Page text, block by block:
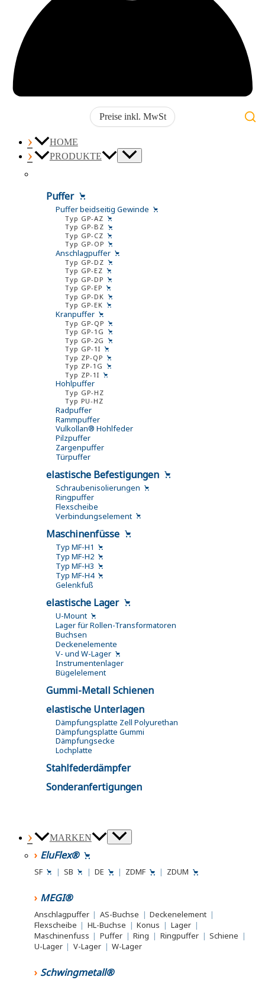
Preise inkl. MwSt
HOME
PRODUKTE
Puffer
Puffer beidseitig Gewinde
Typ GP-AZ
Typ GP-BZ
Typ GP-CZ
Typ GP-OP
Anschlagpuffer
Typ GP-DZ
Typ GP-EZ
Typ GP-DP
Typ GP-EP
Typ GP-DK
Typ GP-EK
Kranpuffer
Typ GP-QP
Typ GP-1G
Typ GP-2G
Typ GP-1I
Typ ZP-QP
Typ ZP-1G
Typ ZP-1I
Hohlpuffer
Typ GP-HZ
Typ PU-HZ
Radpuffer
Rammpuffer
Vulkollan® Hohlfeder
Pilzpuffer
Zargenpuffer
Türpuffer
elastische Befestigungen
Schraubenisolierungen
Ringpuffer
Flexscheibe
Verbindungselement
Maschinenfüsse
Typ MF-H1
Typ MF-H2
Typ MF-H3
Typ MF-H4
Gelenkfuß
elastische Lager
U-Mount
Lager für Rollen-Transformatoren
Buchsen
Deckenelemente
V- und W-Lager
Instrumentenlager
Bügelelement
Gummi-Metall Schienen
elastische Unterlagen
Dämpfungsplatte Zell Polyurethan
Dämpfungsplatte Gummi
Dämpfungsecke
Lochplatte
Stahlfederdämpfer
Sonderanfertigungen
MARKEN
EluFlex®
SF | SB | DE | ZDMF | ZDUM
MEGI®
Anschlagpuffer | AS-Buchse | Deckenelement |
Flexscheibe | HL-Buchse | Konus | Lager |
Maschinenfuss | Puffer | Ring | Ringpuffer | Schiene |
U-Lager | V-Lager | W-Lager
Schwingmetall®